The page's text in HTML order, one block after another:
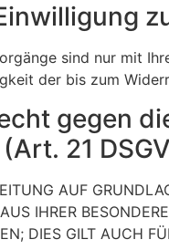
sind nur mit
der bis zum
gegen
21
AUF
IHRER
DIES GILT AUCH